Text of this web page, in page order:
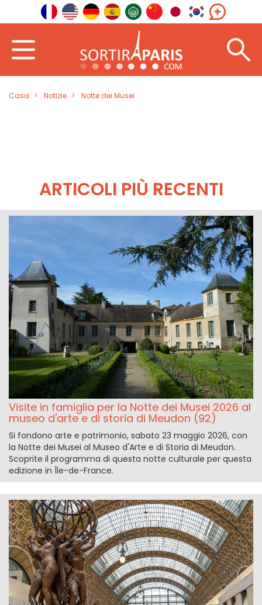
Casa Notizie Notte dei Musei
ARTICOLI PIÙ RECENTI
Visite in famiglia per la Notte dei Musei 2026 al
museo d'arte e di storia di Meudon (92)
Si fondono arte e patrimonio, sabato 23 maggio 2026, con
la Notte dei Musei al Museo d'Arte e di Storia di Meudon.
Scoprite il programma di questa notte culturale per questa
edizione in Île-de-France.